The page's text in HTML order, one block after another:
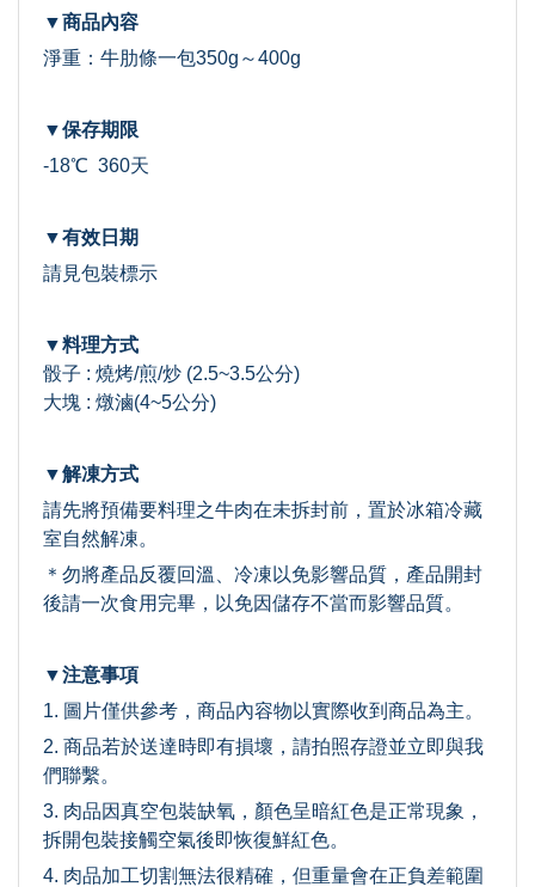
▼商品內容
淨重：牛肋條一包350g～400g
▼保存期限
-18℃ 360天
▼有效日期
請見包裝標示
▼料理方式
骰子 : 燒烤/煎/炒 (2.5~3.5公分)
大塊 : 燉滷(4~5公分)
▼解凍方式
請先將預備要料理之牛肉在未拆封前，置於冰箱冷藏
室自然解凍。
＊勿將產品反覆回溫、冷凍以免影響品質，產品開封
後請一次食用完畢，以免因儲存不當而影響品質。
▼注意事項
1. 圖片僅供參考，商品內容物以實際收到商品為主。
2. 商品若於送達時即有損壞，請拍照存證並立即與我
們聯繫。
3. 肉品因真空包裝缺氧，顏色呈暗紅色是正常現象，
拆開包裝接觸空氣後即恢復鮮紅色。
4. 肉品加工切割無法很精確，但重量會在正負差範圍